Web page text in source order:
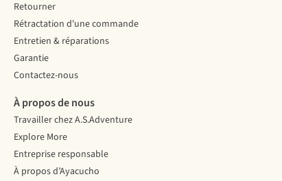
Retourner
Rétractation d'une commande
Entretien & réparations
Garantie
Contactez-nous
À propos de nous
Travailler chez A.S.Adventure
Explore More
Entreprise responsable
À propos d’Ayacucho